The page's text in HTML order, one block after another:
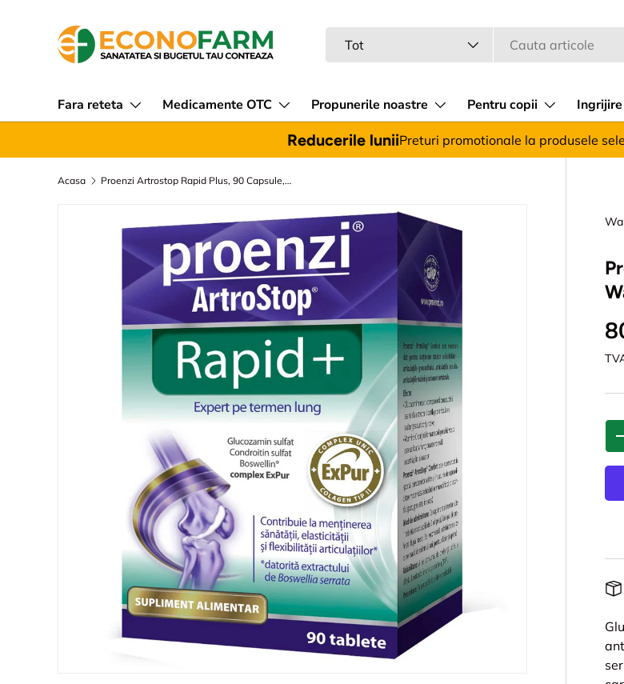
Sari la continut
Tot
Fara reteta Medicamente OTC Propunerile noastre Pentru copii
Reducerile luniiPreturi promotionale la produsele
Acasa Proenzi Artrostop Rapid Plus, 90 Capsule, Walmark
-